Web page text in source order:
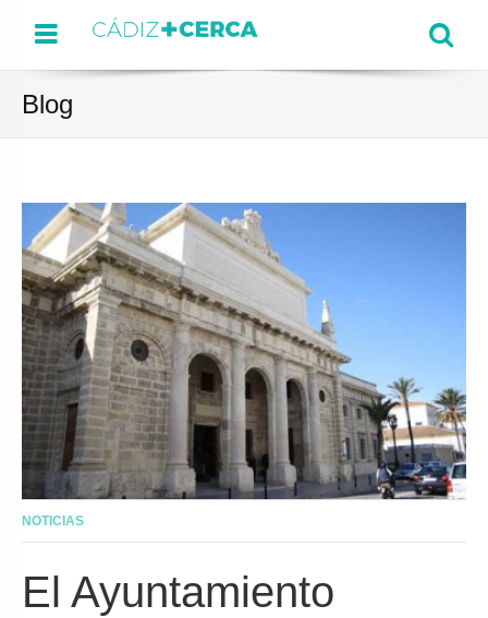
Menu
Blog
NOTICIAS
El Ayuntamiento